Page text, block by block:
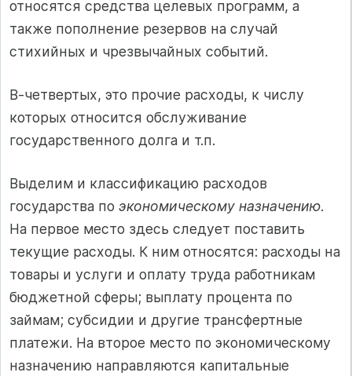
относятся средства целевых программ, а
также пополнение резервов на случай
стихийных и чрезвычайных событий.
В-четвертых, это прочие расходы, к числу
которых относится обслуживание
государственного долга и т.п.
Выделим и классификацию расходов
государства по экономическому назначению.
На первое место здесь следует поставить
текущие расходы. К ним относятся: расходы на
товары и услуги и оплату труда работникам
бюджетной сферы; выплату процента по
займам; субсидии и другие трансфертные
платежи. На второе место по экономическому
назначению направляются капитальные